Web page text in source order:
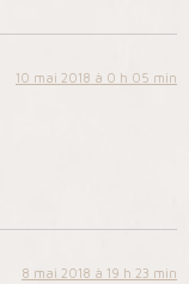
10 mai 2018 à 0 h 05 min
8 mai 2018 à 19 h 23 min